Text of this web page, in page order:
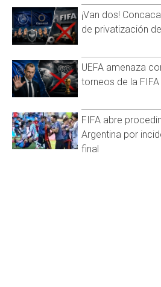
¡Van dos!
de privatización
UEFA amenaza
torneos de la FIFA
FIFA abre
Argentina por
final